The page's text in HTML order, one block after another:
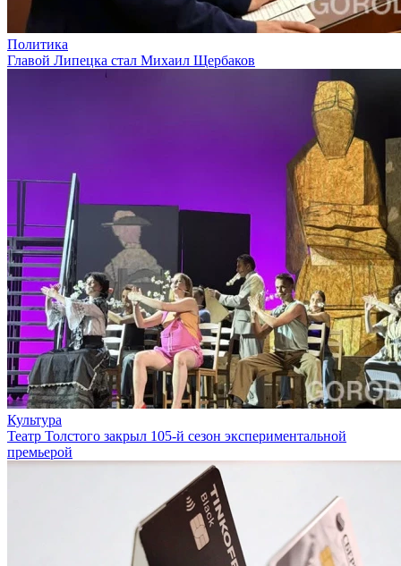
Политика
Главой Липецка стал Михаил Щербаков
Культура
Театр Толстого закрыл 105-й сезон экспериментальной
премьерой